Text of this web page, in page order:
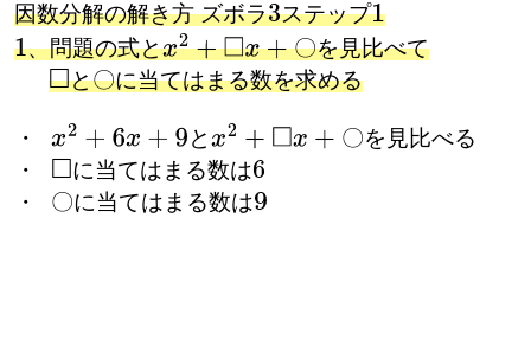
因数分解の解き方 ズボラ3ステップ1
、問題の式と
〇
x2+□x+〇
を見比べて
と〇
〇 に当てはまる数を求める
・
x2 +6x+9 と 〇
x2+□x +〇
を見比べる
・
□ に当てはまる数は
6
・ 〇
〇 に当てはまる数は
9